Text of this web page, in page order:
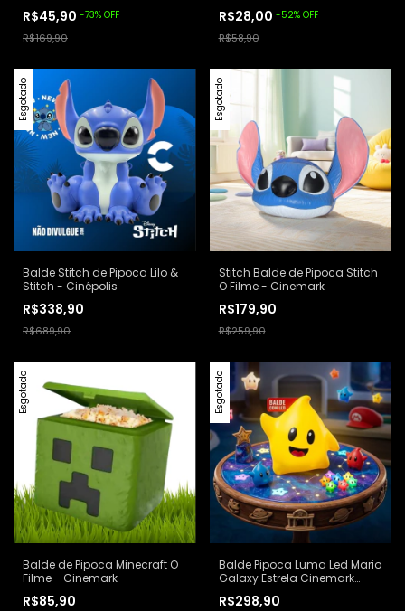
R$45,90 -73% OFF
R$169,90
R$28,00 -52% OFF
R$58,90
Esgotado
Balde Stitch de Pipoca Lilo &
Stitch - Cinépolis
R$338,90
R$689,90
Esgotado
Stitch Balde de Pipoca Stitch
O Filme - Cinemark
R$179,90
R$259,90
Esgotado
Balde de Pipoca Minecraft O
Filme - Cinemark
R$85,90
Esgotado
Balde Pipoca Luma Led Mario
Galaxy Estrela Cinemark
R$298,90